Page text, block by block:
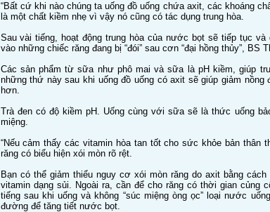
“Bất cứ khi nào chúng ta uống đồ uống chứa axit, các khoáng
là một chất kiềm nhẹ vì vậy nó cũng có tác dụng trung hòa.
Sau vài tiếng, hoạt động trung hòa của nước bọt sẽ tiếp tục
vào những chiếc răng đang bị “đói” sau cơn “đại hồng thủy”, BS
Các sản phẩm từ sữa như phô mai và sữa là pH kiềm, giúp
những thứ này sau khi uống đồ uống có axit sẽ giúp giảm
hơn.
Trà đen có độ kiềm pH. Uống cùng với sữa sẽ là thức uống
miệng.
“Nếu cảm thấy các vitamin hòa tan tốt cho sức khỏe bản thân
răng có biểu hiện xói mòn rõ rệt.
Bạn có thể giảm thiểu nguy cơ xói mòn răng do axit bằng
vitamin dạng sủi. Ngoài ra, cần để cho răng có thời gian củng
tiếng sau khi uống và không “súc miệng òng ọc” loại nước
đường để tăng tiết nước bọt.